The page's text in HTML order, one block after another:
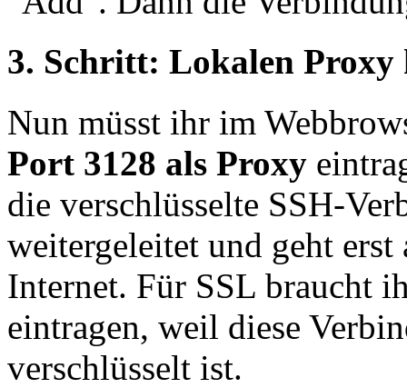
3. Schritt: Lokalen
Nun müsst ihr im
Port 3128 als Proxy
die verschlüsselte SSH-
weitergeleitet und geht
Internet. Für SSL braucht
eintragen, weil diese
verschlüsselt ist.